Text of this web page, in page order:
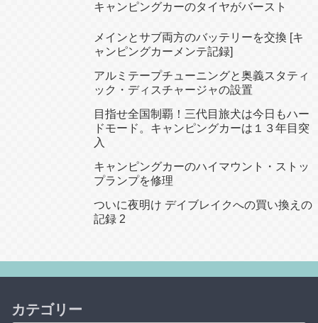
キャンピングカーのタイヤがバースト
メインとサブ両方のバッテリーを交換 [キ
ャンピングカーメンテ記録]
アルミテープチューニングと奥義スタティ
ック・ディスチャージャの設置
目指せ全国制覇！三代目旅犬は今日もハー
ドモード。キャンピングカーは１３年目突
入
キャンピングカーのハイマウント・ストッ
プランプを修理
ついに夜明け デイブレイクへの買い換えの
記録 2
カテゴリー